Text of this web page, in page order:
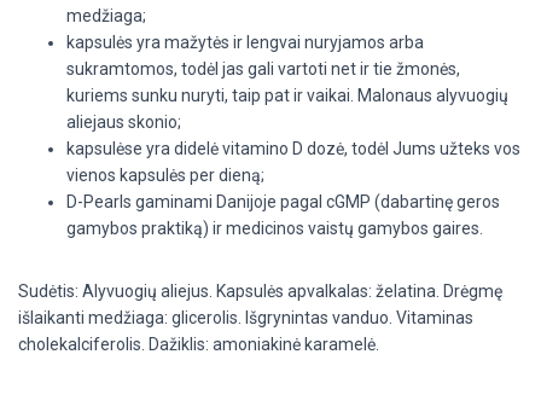
medžiaga;
kapsulės yra mažytės ir lengvai nuryjamos arba
sukramtomos, todėl jas gali vartoti net ir tie žmonės,
kuriems sunku nuryti, taip pat ir vaikai. Malonaus alyvuogių
aliejaus skonio;
kapsulėse yra didelė vitamino D dozė, todėl Jums užteks vos
vienos kapsulės per dieną;
D-Pearls gaminami Danijoje pagal cGMP (dabartinę geros
gamybos praktiką) ir medicinos vaistų gamybos gaires.
Sudėtis: Alyvuogių aliejus. Kapsulės apvalkalas: želatina. Drėgmę
išlaikanti medžiaga: glicerolis. Išgrynintas vanduo. Vitaminas
cholekalciferolis. Dažiklis: amoniakinė karamelė.